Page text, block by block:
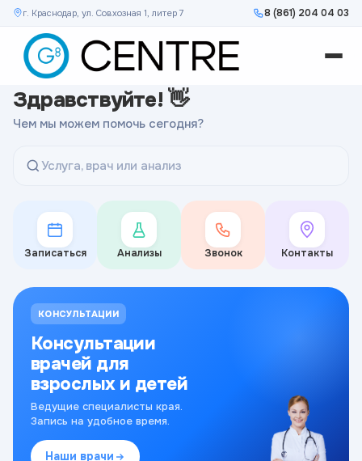
г. Краснодар, ул. Совхозная 1, литер 7 8 (861) 204 04 03
Здравствуйте! 👋
Чем мы можем помочь сегодня?
Услуга, врач или анализ
Записаться Анализы Звонок Контакты
КОНСУЛЬТАЦИИ
Консультации
врачей для
взрослых и детей
Ведущие специалисты края.
Запись на удобное время.
Наши врачи